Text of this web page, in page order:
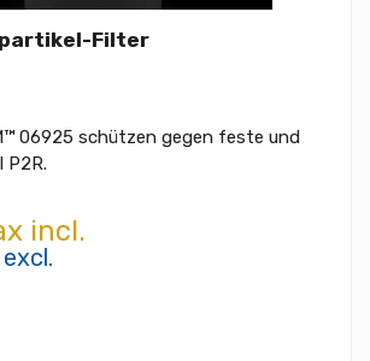
Filter
06925 schützen gegen feste und
P2R.
incl.